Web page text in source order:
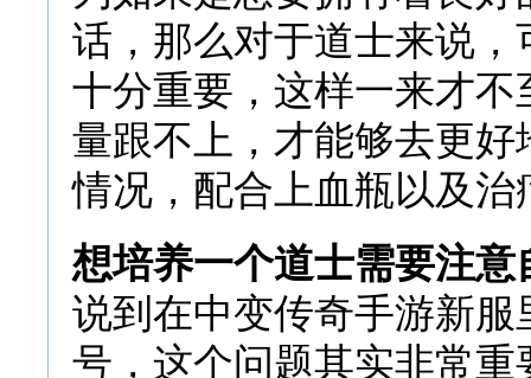
话，那么对于道士来说
十分重要，这样一来才
量跟不上，才能够去更
情况，配合上血瓶以及
想培养一个道士需要注
说到在中变传奇手游新
号，这个问题其实非常